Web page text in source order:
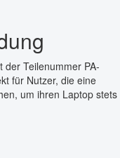
der Teilenummer PA-
für Nutzer, die eine
um ihren Laptop stets